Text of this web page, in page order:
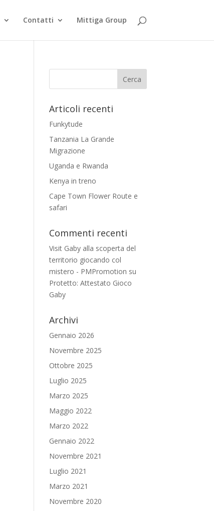
Contatti Mittiga Group
Articoli recenti
Funkytude
Tanzania La Grande
Migrazione
Uganda e Rwanda
Kenya in treno
Cape Town Flower Route e
safari
Commenti recenti
Visit Gaby alla scoperta del
territorio giocando col
mistero - PMPromotion su
Protetto: Attestato Gioco
Gaby
Archivi
Gennaio 2026
Novembre 2025
Ottobre 2025
Luglio 2025
Marzo 2025
Maggio 2022
Marzo 2022
Gennaio 2022
Novembre 2021
Luglio 2021
Marzo 2021
Novembre 2020